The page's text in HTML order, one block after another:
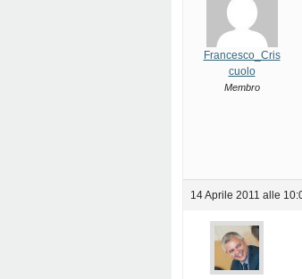
Francesco_Cris
cuolo
Membro
14 Aprile 2011 alle